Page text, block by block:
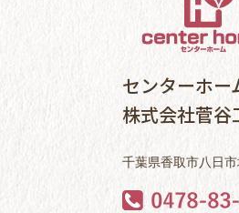
センターホー
株式会社菅谷
千葉県香取市八日